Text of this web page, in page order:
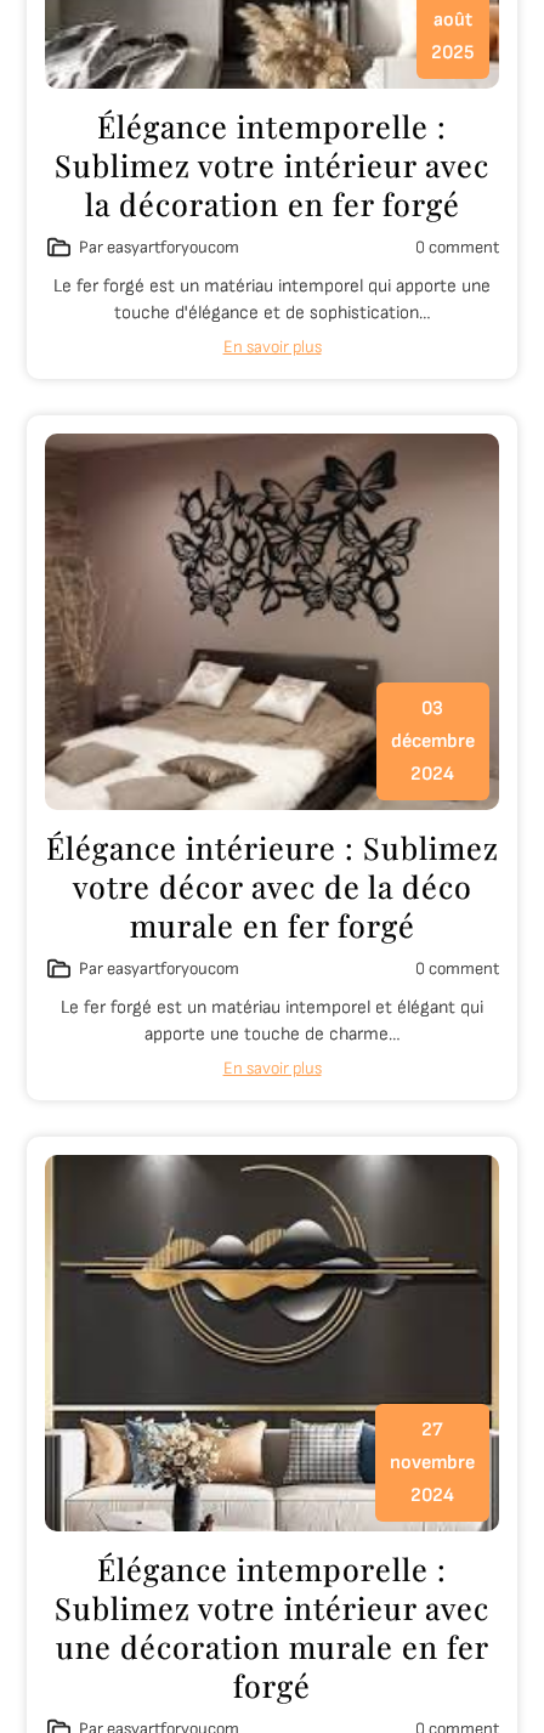
août
2025
Élégance intemporelle :
Sublimez votre intérieur avec
la décoration en fer forgé
Par easyartforyoucom 0 comment
Le fer forgé est un matériau intemporel qui apporte une
touche d'élégance et de sophistication…
En savoir plus
03
décembre
2024
Élégance intérieure : Sublimez
votre décor avec de la déco
murale en fer forgé
Par easyartforyoucom 0 comment
Le fer forgé est un matériau intemporel et élégant qui
apporte une touche de charme…
En savoir plus
27
novembre
2024
Élégance intemporelle :
Sublimez votre intérieur avec
une décoration murale en fer
forgé
Par easyartforyoucom 0 comment